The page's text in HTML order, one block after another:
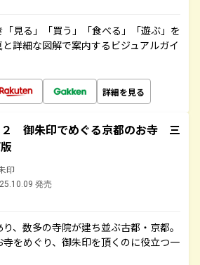
見る」「買う」「食べる」「遊ぶ」を
詳細な図解で案内するビジュアルガイ
詳細を見る
２ 御朱印でめぐる京都のお寺 三
印
発売
、数多の寺院が建ち並ぶ古都・京都。
をめぐり、御朱印を頂くのに役立つ一